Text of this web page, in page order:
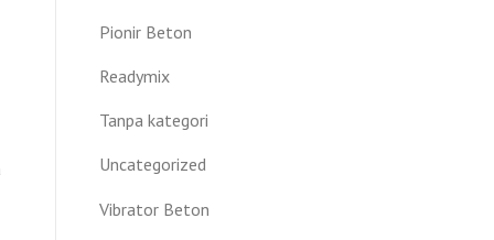
Pionir Beton
Readymix
Tanpa kategori
Uncategorized
Vibrator Beton